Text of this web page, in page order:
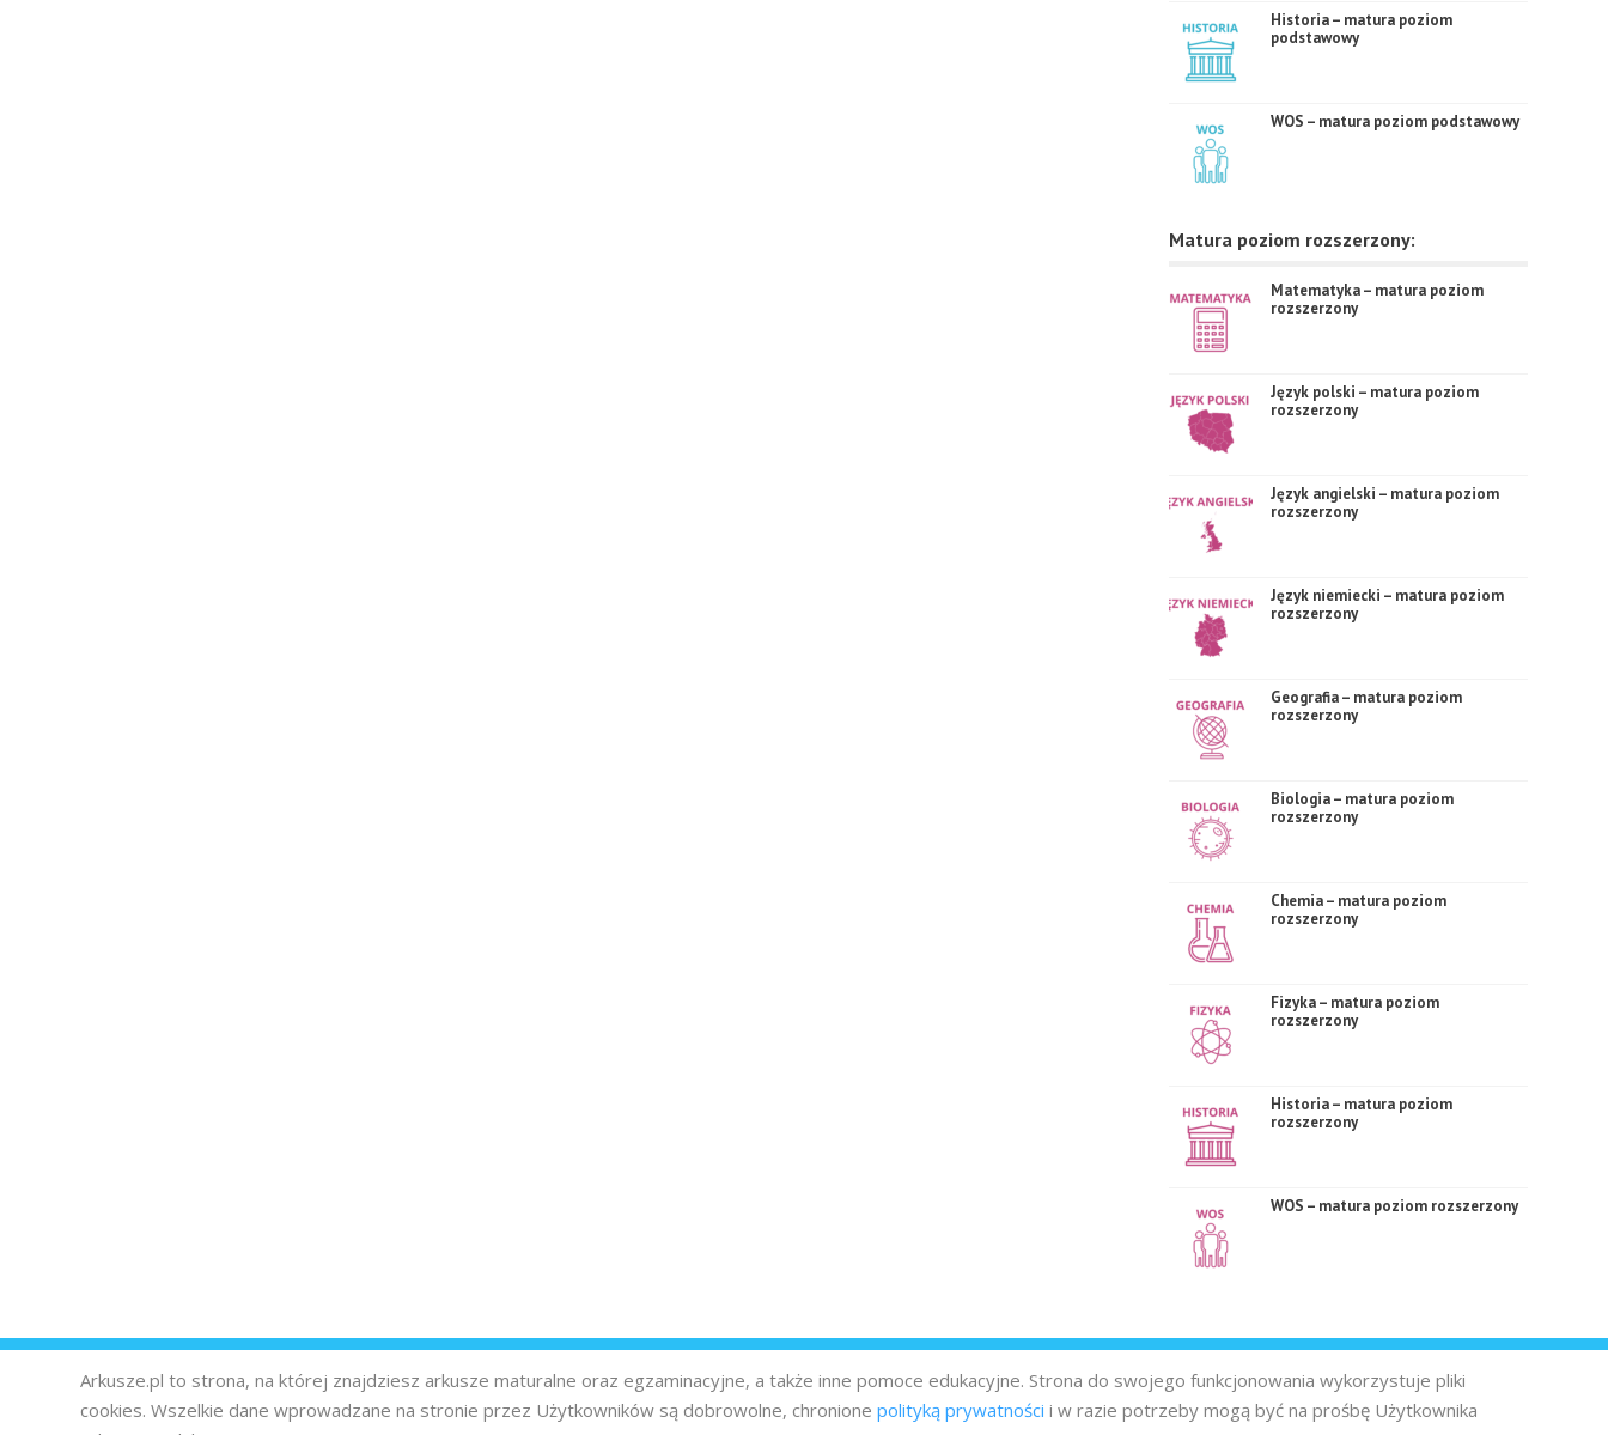
Historia – matura poziom
podstawowy
WOS – matura poziom podstawowy
Matura poziom rozszerzony:
Matematyka – matura poziom
rozszerzony
Język polski – matura poziom
rozszerzony
Język angielski – matura poziom
rozszerzony
Język niemiecki – matura poziom
rozszerzony
Geografia – matura poziom
rozszerzony
Biologia – matura poziom
rozszerzony
Chemia – matura poziom
rozszerzony
Fizyka – matura poziom
rozszerzony
Historia – matura poziom
rozszerzony
WOS – matura poziom rozszerzony
Arkusze.pl to strona, na której znajdziesz arkusze maturalne oraz egzaminacyjne, a także inne pomoce edukacyjne. Strona do swojego funkcjonowania wykorzystuje pliki
cookies. Wszelkie dane wprowadzane na stronie przez Użytkowników są dobrowolne, chronione polityką prywatności i w razie potrzeby mogą być na prośbę Użytkownika